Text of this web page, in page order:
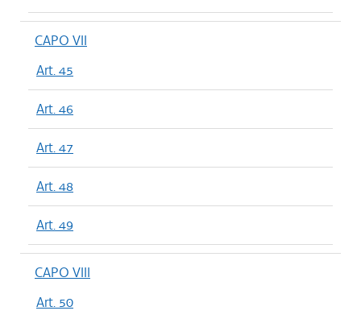
CAPO VII
Art. 45
Art. 46
Art. 47
Art. 48
Art. 49
CAPO VIII
Art. 50